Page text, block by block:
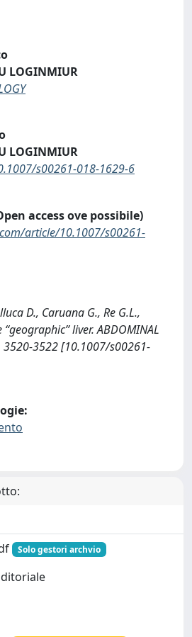
LOGINMIUR
LOGINMIUR
s00261-018-1629-6
access ove possibile)
article/10.1007/s00261-
D., Caruana G., Re G.L.,
liver. ABDOMINAL
3520-3522 [10.1007/s00261-
Solo gestori archvio